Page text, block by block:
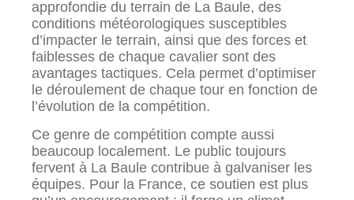
approfondie du terrain de La Baule, des
conditions météorologiques susceptibles
d’impacter le terrain, ainsi que des forces et
faiblesses de chaque cavalier sont des
avantages tactiques. Cela permet d’optimiser
le déroulement de chaque tour en fonction de
l’évolution de la compétition.
Ce genre de compétition compte aussi
beaucoup localement. Le public toujours
fervent à La Baule contribue à galvaniser les
équipes. Pour la France, ce soutien est plus